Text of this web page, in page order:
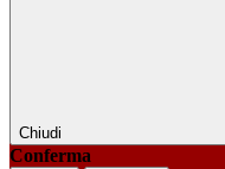
Chiudi
Conferma